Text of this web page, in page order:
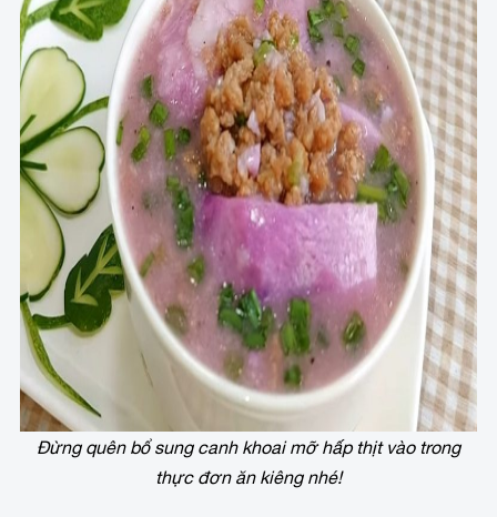
Đừng quên bổ sung canh khoai mỡ hấp thịt vào trong
thực đơn ăn kiêng nhé!